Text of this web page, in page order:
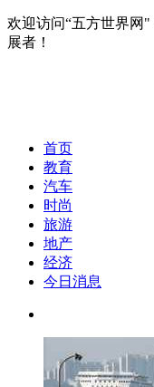
欢迎访问“五方世界网
展者！
首页
教育
汽车
时尚
旅游
地产
经济
今日消息